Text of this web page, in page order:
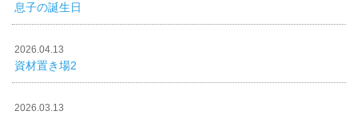
息子の誕生日
2026.04.13
資材置き場2
2026.03.13